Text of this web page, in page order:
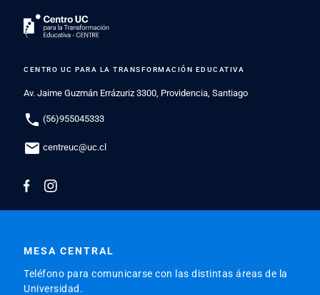
CENTRO UC PARA LA TRANSFORMACIÓN EDUCATIVA
Av. Jaime Guzmán Errázuriz 3300, Providencia, Santiago
phone (56)955045333
mail centreuc@uc.cl
MESA CENTRAL
Teléfono para comunicarse con las distintas áreas de la
Universidad.